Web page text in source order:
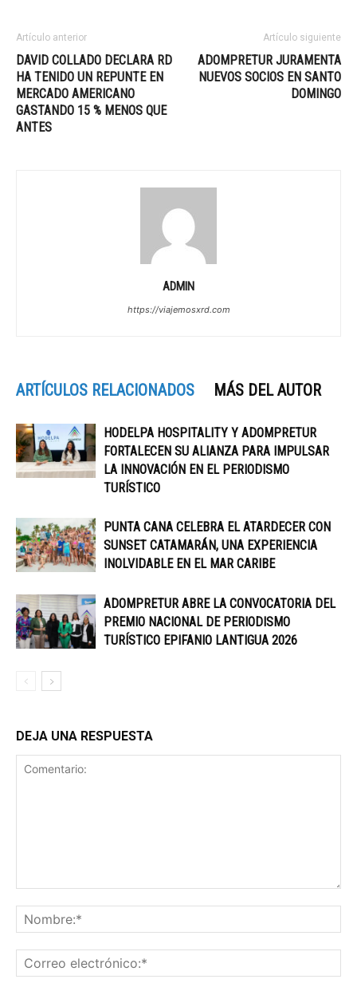
Artículo anterior
DAVID COLLADO DECLARA RD
HA TENIDO UN REPUNTE EN
MERCADO AMERICANO
GASTANDO 15 % MENOS QUE
ANTES
Artículo siguiente
ADOMPRETUR JURAMENTA
NUEVOS SOCIOS EN SANTO
DOMINGO
ADMIN
https://viajemosxrd.com
ARTÍCULOS RELACIONADOS MÁS DEL AUTOR
HODELPA HOSPITALITY Y ADOMPRETUR
FORTALECEN SU ALIANZA PARA IMPULSAR
LA INNOVACIÓN EN EL PERIODISMO
TURÍSTICO
PUNTA CANA CELEBRA EL ATARDECER CON
SUNSET CATAMARÁN, UNA EXPERIENCIA
INOLVIDABLE EN EL MAR CARIBE
ADOMPRETUR ABRE LA CONVOCATORIA DEL
PREMIO NACIONAL DE PERIODISMO
TURÍSTICO EPIFANIO LANTIGUA 2026
DEJA UNA RESPUESTA